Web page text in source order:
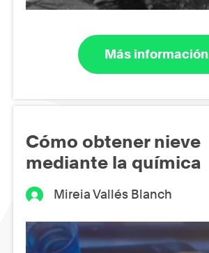
Más información
Cómo obtener nieve
mediante la química
Mireia Vallés Blanch